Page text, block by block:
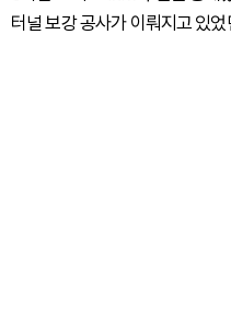
터널 보강 공사가 이뤄지고 있